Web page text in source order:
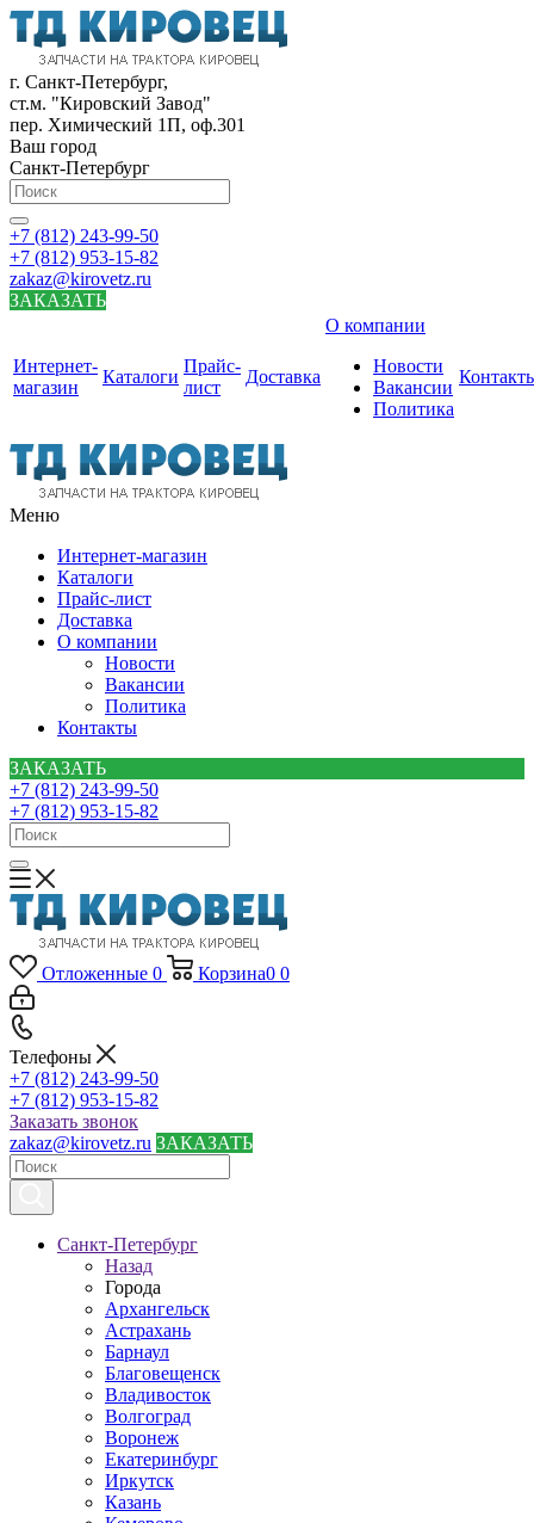
г. Санкт-Петербург,
ст.м. "Кировский Завод"
пер. Химический 1П, оф.301
Ваш город
Санкт-Петербург
+7 (812) 243-99-50
+7 (812) 953-15-82
zakaz@kirovetz.ru
ЗАКАЗАТЬ
Интернет-
магазин
Каталоги
Прайс-
лист
Доставка
О компании
Новости
Вакансии
Политика
Меню
Интернет-магазин
Каталоги
Прайс-лист
Доставка
О компании
Новости
Вакансии
Политика
Контакты
ЗАКАЗАТЬ
+7 (812) 243-99-50
+7 (812) 953-15-82
Отложенные 0 Корзина0 0
Телефоны
+7 (812) 243-99-50
+7 (812) 953-15-82
Заказать звонок
zakaz@kirovetz.ru ЗАКАЗАТЬ
Санкт-Петербург
Назад
Города
Архангельск
Астрахань
Барнаул
Благовещенск
Владивосток
Волгоград
Воронеж
Екатеринбург
Иркутск
Казань